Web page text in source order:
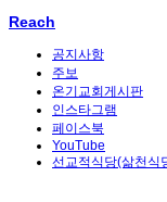
Reach
공지사항
주보
온기교회게시판
인스타그램
페이스북
YouTube
선교적식당(삶천식